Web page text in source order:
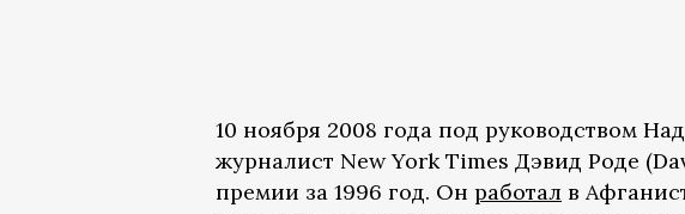
10 ноября 2008 года под руководством
журналист New York Times Дэвид Роде
премии за 1996 год. Он работал в